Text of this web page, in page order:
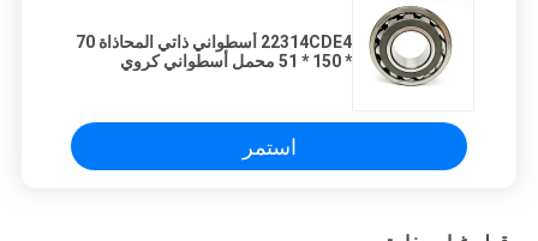
22314CDE4 أسطواني ذاتي المحاذاة 70
* 150 * 51 محمل أسطواني كروي
استمر